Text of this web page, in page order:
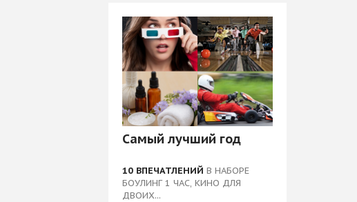
Самый лучший год
10 ВПЕЧАТЛЕНИЙ В НАБОРЕ
БОУЛИНГ 1 ЧАС, КИНО ДЛЯ
ДВОИХ...